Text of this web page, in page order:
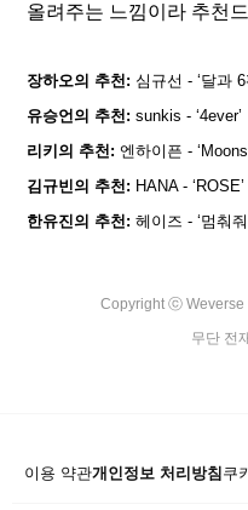
올려주는 느낌이라 추천
장하오의 추천: 심규선 - ‘달과 6
유승언의 추천: sunkis - ‘4ever’
리키의 추천: 엔하이픈 -
김규빈의 추천: HANA - ‘ROSE’
한유진의 추천: 헤이즈 - ‘멈춰줘
Copyright ⓒ Weverse
무단 전
이용 약관개인정보 처리방침 쿠